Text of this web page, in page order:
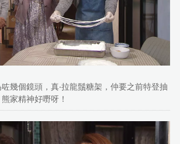
幾個鏡頭，真‧拉龍鬚糖架，仲要之前特登抽
家精神好嘢呀！